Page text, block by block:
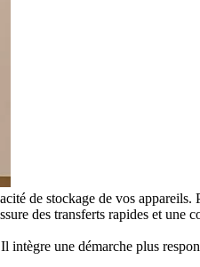
de stockage de vos
des transferts rapides et une
une démarche plus